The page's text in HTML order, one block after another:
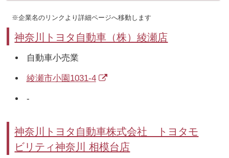
※企業名のリンクより詳細ページへ移動します
神奈川トヨタ自動車（株）綾瀬店
自動車小売業
綾瀬市小園1031-4
-
神奈川トヨタ自動車株式会社 トヨタモ
ビリティ神奈川 相模台店